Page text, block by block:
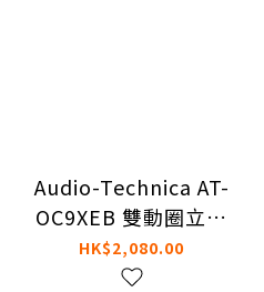
Audio-Technica AT-
OC9XEB 雙動圈立體
聲唱頭
HK$2,080.00